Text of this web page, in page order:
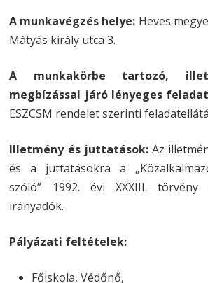
A munkavégzés helye: Heves
Mátyás király utca 3.
A munkakörbe tartozó,
megbízással járó lényeges
ESZCSM rendelet szerinti
Illetmény és juttatások:Az
és a juttatásokra a
szóló” 1992. évi XXXIII. törvény
irányadók.
Pályázati feltételek:
Főiskola, Védőnő,